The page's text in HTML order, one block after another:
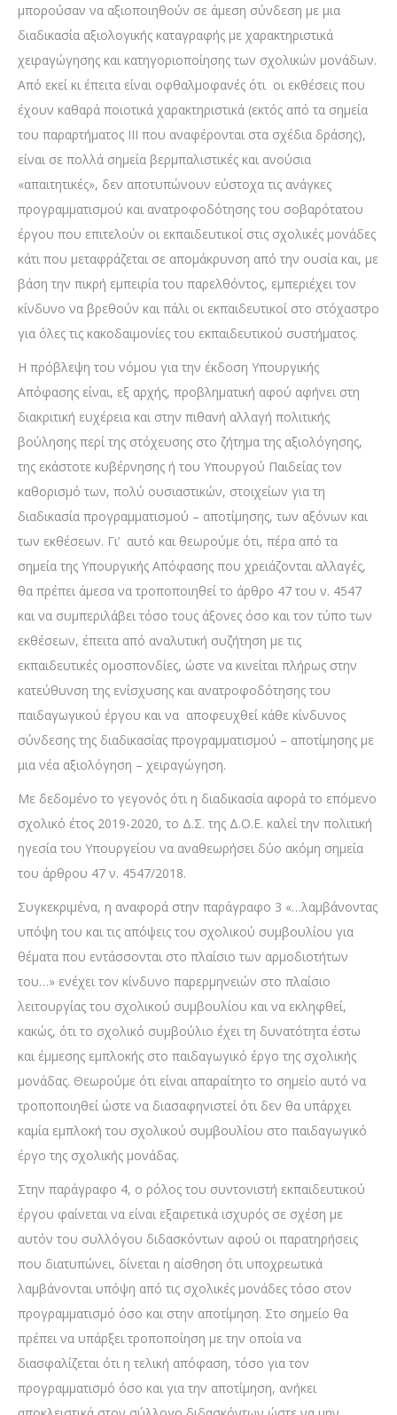
μπορούσαν να αξιοποιηθούν σε άμεση σύνδεση με μια
διαδικασία αξιολογικής καταγραφής με χαρακτηριστικά
χειραγώγησης και κατηγοριοποίησης των σχολικών μονάδων.
Από εκεί κι έπειτα είναι οφθαλμοφανές ότι οι εκθέσεις που
έχουν καθαρά ποιοτικά χαρακτηριστικά (εκτός από τα σημεία
του παραρτήματος ΙΙΙ που αναφέρονται στα σχέδια δράσης),
είναι σε πολλά σημεία βερμπαλιστικές και ανούσια
«απαιτητικές», δεν αποτυπώνουν εύστοχα τις ανάγκες
προγραμματισμού και ανατροφοδότησης του σοβαρότατου
έργου που επιτελούν οι εκπαιδευτικοί στις σχολικές μονάδες
κάτι που μεταφράζεται σε απομάκρυνση από την ουσία και, με
βάση την πικρή εμπειρία του παρελθόντος, εμπεριέχει τον
κίνδυνο να βρεθούν και πάλι οι εκπαιδευτικοί στο στόχαστρο
για όλες τις κακοδαιμονίες του εκπαιδευτικού συστήματος.
Η πρόβλεψη του νόμου για την έκδοση Υπουργικής
Απόφασης είναι, εξ αρχής, προβληματική αφού αφήνει στη
διακριτική ευχέρεια και στην πιθανή αλλαγή πολιτικής
βούλησης περί της στόχευσης στο ζήτημα της αξιολόγησης,
της εκάστοτε κυβέρνησης ή του Υπουργού Παιδείας τον
καθορισμό των, πολύ ουσιαστικών, στοιχείων για τη
διαδικασία προγραμματισμού – αποτίμησης, των αξόνων και
των εκθέσεων. Γι’ αυτό και θεωρούμε ότι, πέρα από τα
σημεία της Υπουργικής Απόφασης που χρειάζονται αλλαγές,
θα πρέπει άμεσα να τροποποιηθεί το άρθρο 47 του ν. 4547
και να συμπεριλάβει τόσο τους άξονες όσο και τον τύπο των
εκθέσεων, έπειτα από αναλυτική συζήτηση με τις
εκπαιδευτικές ομοσπονδίες, ώστε να κινείται πλήρως στην
κατεύθυνση της ενίσχυσης και ανατροφοδότησης του
παιδαγωγικού έργου και να αποφευχθεί κάθε κίνδυνος
σύνδεσης της διαδικασίας προγραμματισμού – αποτίμησης με
μια νέα αξιολόγηση – χειραγώγηση.
Με δεδομένο το γεγονός ότι η διαδικασία αφορά το επόμενο
σχολικό έτος 2019-2020, το Δ.Σ. της Δ.Ο.Ε. καλεί την πολιτική
ηγεσία του Υπουργείου να αναθεωρήσει δύο ακόμη σημεία
του άρθρου 47 ν. 4547/2018.
Συγκεκριμένα, η αναφορά στην παράγραφο 3 «…λαμβάνοντας
υπόψη του και τις απόψεις του σχολικού συμβουλίου για
θέματα που εντάσσονται στο πλαίσιο των αρμοδιοτήτων
του…» ενέχει τον κίνδυνο παρερμηνειών στο πλαίσιο
λειτουργίας του σχολικού συμβουλίου και να εκληφθεί,
κακώς, ότι το σχολικό συμβούλιο έχει τη δυνατότητα έστω
και έμμεσης εμπλοκής στο παιδαγωγικό έργο της σχολικής
μονάδας. Θεωρούμε ότι είναι απαραίτητο το σημείο αυτό να
τροποποιηθεί ώστε να διασαφηνιστεί ότι δεν θα υπάρχει
καμία εμπλοκή του σχολικού συμβουλίου στο παιδαγωγικό
έργο της σχολικής μονάδας.
Στην παράγραφο 4, ο ρόλος του συντονιστή εκπαιδευτικού
έργου φαίνεται να είναι εξαιρετικά ισχυρός σε σχέση με
αυτόν του συλλόγου διδασκόντων αφού οι παρατηρήσεις
που διατυπώνει, δίνεται η αίσθηση ότι υποχρεωτικά
λαμβάνονται υπόψη από τις σχολικές μονάδες τόσο στον
προγραμματισμό όσο και στην αποτίμηση. Στο σημείο θα
πρέπει να υπάρξει τροποποίηση με την οποία να
διασφαλίζεται ότι η τελική απόφαση, τόσο για τον
προγραμματισμό όσο και για την αποτίμηση, ανήκει